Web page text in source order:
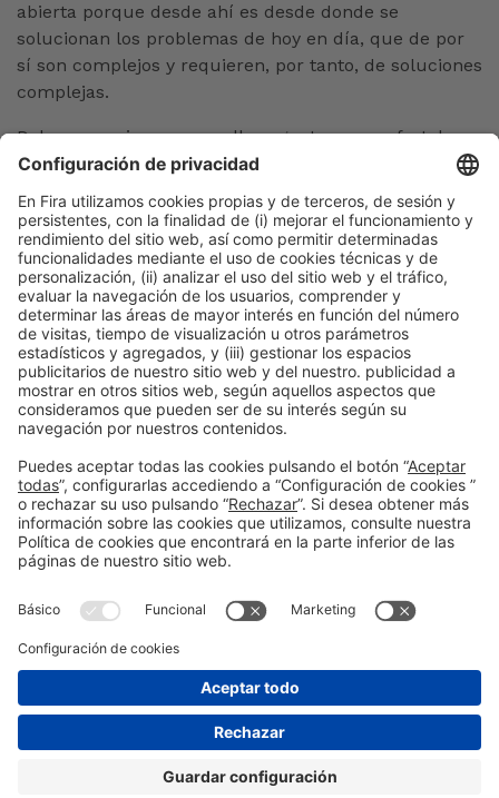
abierta porque desde ahí es desde donde se
solucionan los problemas de hoy en día, que de por
sí son complejos y requieren, por tanto, de soluciones
complejas.
Debemos unirnos a aquellos agentes cuyas fortalezas
nos supongan un complemento y un aprendizaje de
gran valor. Fruto de esta colaboración constante,
conseguimos, por un lado, la mejore base
investigadora y por otro, algo tan necesario como la
orientación de la I+D+i a los problemas y necesidades
reales de las empresas. Solo así se convierte en algo
real y tangible.
#EXPOQUIMIA2026
en las redes sociales